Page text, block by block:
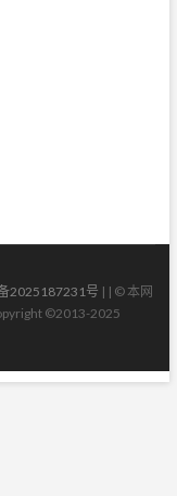
2025187231号 | | © 本网
©2013-2025